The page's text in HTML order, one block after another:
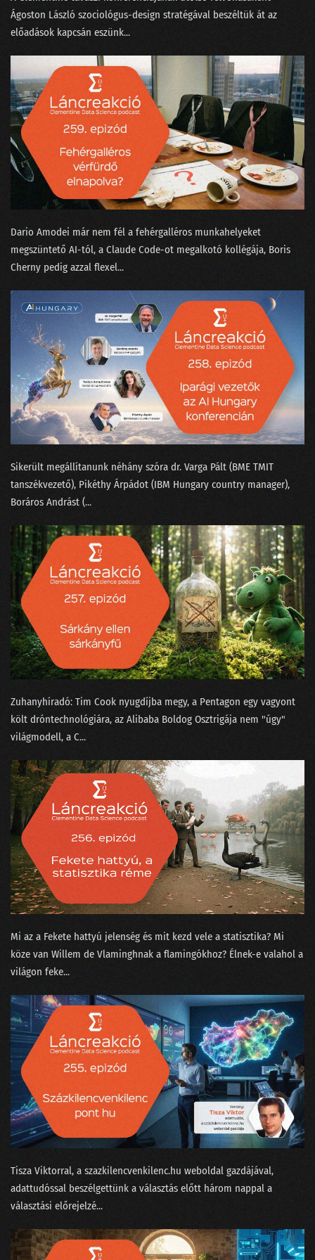
155 - A konzumidiotizmus találkozása az MI-vel
153 - A háromtest probléma a Netflixen
152 - Hogyan tanítjuk meg egy chatbotnak, hogy befogja a száját?
151 - Bukott Tesla és halott Lou Reed
150 - Megszabadulunk-e a SORA-val a hollywoodi színészektől?
149 - A világnak kellenek a bullshit melók!
147 - A véleménykutatás jól van, pedig zombik tépik
145 - Van-e még jövője a közvéleménykutatásnak?
144 - Dataracing Gáspár Csabával
143 - Az MI megérkezett a porszívókba is!
142 - Mivel tölti a napját egy matematikus?
141 - 2024 az áram éve lesz?
138 - Az új Mad Maxtől a milicista haláláig
137 - Hol voltak a leglazább sales-es állások 2023-ban?
136 - Matekos mémek magyar módra
135 - Lesz-e jövőre MI generálta sláger? - A State-of-AI jelentés
134 - ChatGPT-cunami a conTEXT 2023-on
133 - A ChatGPT csak beszél, de akarni nem tud
132 - A podcasterek szoftverterméket tesztelnek
131 - A képzőművész, az MI és a giccsfestők
130 - Mihez kezdjünk a Nobel-díjasainkkal?
129 - Szélhámos szakértők az MI körül
128 - Hol áll hazánk az MI-világlistán?
127 - Ügyfélszolgálat vagy profitorientált időhúzás?
126 - Béla beindul az OSINT-ra!
125 - MI is csak emberek vagyunk!
124 - Munkahelyi románcot fogott a csalásdetektor
123 - Döntéshozó drónok és legyőzött vadászpilóták
121 - Történetek Adatországból
120 - Most akkor a Facebook tényleg nem is veszélyes a társadalomra?
119 - Virtuális valótlanság?
118 - Krézi hírek, avagy rácsodálkozunk a világra
117 - Kell-e gyorstalpalt szakértőnek a lineáris regresszió?
116 - Elveszi-e az AutoML a munkánkat?
115 - Kit nevezhetünk MI szakértőnek?
114 - Nagy Nyári Salátaörvény
113 - Podcastfesztivál az adattudós szemüvegén át
112 - Boldog szülinapot, Clementine!
⁠Ágoston László⁠ szociológus-design stratégával beszéltük át az
előadások kapcsán eszünk...
Dario Amodei már nem fél a fehérgalléros munkahelyeket
megszüntető AI-tól⁠, a Claude Code-ot megalkotó kollégája, ⁠Boris
Cherny pedig azzal flexel⁠...
Sikerült megállítanunk néhány szóra ⁠dr. Varga Pál⁠t (BME TMIT
tanszékvezető), Pikéthy Árpád⁠⁠ot (IBM Hungary country manager),
⁠Boráros András⁠t (...
Zuhanyhíradó: ⁠Tim Cook nyugdíjba megy⁠, a Pentagon egy vagyont
költ dróntechnológiára⁠⁠, az Alibaba Boldog Osztrigája⁠⁠ nem "úgy"
világmodell, a C...
Mi az a ⁠Fekete hattyú jelenség⁠ és mit kezd vele a statisztika? Mi
köze van Willem de Vlamingh⁠⁠nak a flamingókhoz? Élnek-e valahol a
világon feke...
Tisza Viktorral⁠, a ⁠szazkilencvenkilenc.hu⁠ weboldal gazdájával,
adattudóssal beszélgettünk a választás előtt három nappal a
választási előrejelzé...